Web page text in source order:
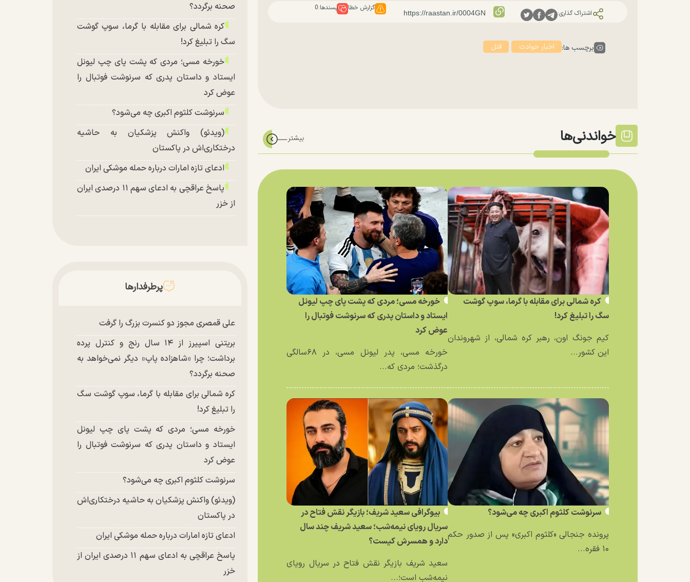
اشتراک گذاری:
گزارش خطا پسندها:0
برچسب ها: اخبار حوادث قتل
خواندنی‌ها
کره شمالی برای مقابله با گرما، سوپ گوشت
سگ را تبلیغ کرد!
کیم جونگ اون، رهبر کره شمالی، از شهروندان
این کشور...
خورخه مسی؛ مردی که پشت پای چپ لیونل
ایستاد و داستان پدری که سرنوشت فوتبال را
عوض کرد
خورخه مسی، پدر لیونل مسی، در ۶۸سالگی
درگذشت؛ مردی که...
سرنوشت کلثوم اکبری چه می‌شود؟
پرونده جنجالی «کلثوم اکبری» پس از صدور حکم
۱۰ فقره...
بیوگرافی سعید شریف؛ بازیگر نقش فتاح در
سریال رویای نیمه‌شب؛ سعید شریف چند سال
دارد و همسرش کیست؟
سعید شریف بازیگر نقش فتاح در سریال رویای
نیمه‌شب است؛...
صحنه برگردد؟
کره شمالی برای مقابله با گرما، سوپ گوشت
سگ را تبلیغ کرد!
خورخه مسی؛ مردی که پشت پای چپ لیونل
ایستاد و داستان پدری که سرنوشت فوتبال را
عوض کرد
سرنوشت کلثوم اکبری چه می‌شود؟
(ویدئو) واکنش پزشکیان به حاشیه
درختکاری‌اش در پاکستان
ادعای تازه امارات درباره حمله موشکی ایران
پاسخ عراقچی به ادعای سهم ۱۱ درصدی ایران
از خزر
پرطرفدارها
علی قمصری مجوز دو کنسرت بزرگ را گرفت
بریتنی اسپیرز از ۱۴ سال رنج و کنترل پرده
برداشت؛ چرا «شاهزاده پاپ» دیگر نمی‌خواهد به
صحنه برگردد؟
کره شمالی برای مقابله با گرما، سوپ گوشت سگ
را تبلیغ کرد!
خورخه مسی؛ مردی که پشت پای چپ لیونل
ایستاد و داستان پدری که سرنوشت فوتبال را
عوض کرد
سرنوشت کلثوم اکبری چه می‌شود؟
(ویدئو) واکنش پزشکیان به حاشیه درختکاری‌اش
در پاکستان
ادعای تازه امارات درباره حمله موشکی ایران
پاسخ عراقچی به ادعای سهم ۱۱ درصدی ایران از
خزر